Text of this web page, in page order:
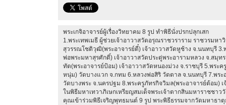
พระเกจิอาจารย์ผู้เรื่องวิทยาคม 8 รูป ทำพิธีนั่งปรกปลุกเสก
1.พระเทพเมธี ผู้ช่วยเจ้าอาวาสวัดอรุณราชวราราม ราชวรมหา
สุวรรณโชติวุฒิ(พระอาจารย์ตี๋) เจ้าอาวาสวัดหูช้าง จ.นนทบุรี 3.
พ่อพระมหาสุรศักดิ์) เจ้าอาวาสวัดประดู่พระอารามหลวง จ.สมุท
ทัต(พระอาจารย์ป้อม) เจ้าอาวาสวัดหนองม่วง จ.ราชบุรี 5.พระ
หนุ่ม) วัดบางแวก จ.กทม 6.หลวงพ่อสิริ วัดตาล จ.นนทบุรี 7.พร
วัดบางพระ จ.นครปฐม 8.พระครูภัทรกิจวิมล(พระอาจารย์ต้อม) เ
ในพิธีมหาเทวาภิเษกเหรียญสมเด็จพระเจ้าตากสินมหาราชชาว
คุณเข้าร่วมพิธีเจริญพุทธมนต์ 9 รูป พระพิธีธรรมจากวัดมหาธา